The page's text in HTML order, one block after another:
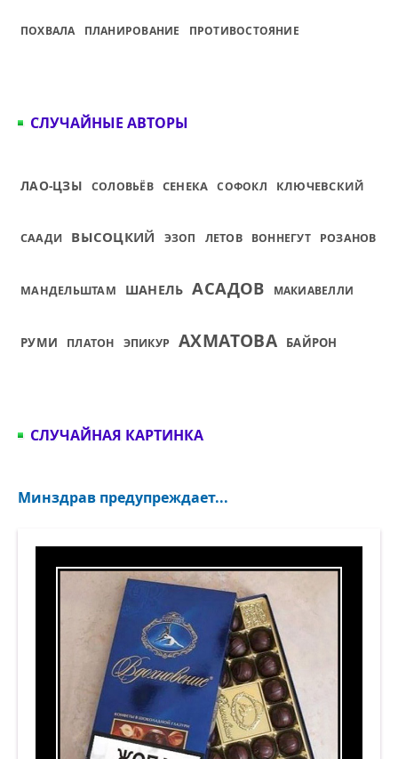
ПОХВАЛА ПЛАНИРОВАНИЕ ПРОТИВОСТОЯНИЕ
СЛУЧАЙНЫЕ АВТОРЫ
ЛАО-ЦЗЫ СОЛОВЬЁВ СЕНЕКА СОФОКЛ КЛЮЧЕВСКИЙ
СААДИ ВЫСОЦКИЙ ЭЗОП ЛЕТОВ ВОННЕГУТ РОЗАНОВ
МАНДЕЛЬШТАМ ШАНЕЛЬ АСАДОВ МАКИАВЕЛЛИ
РУМИ ПЛАТОН ЭПИКУР АХМАТОВА БАЙРОН
СЛУЧАЙНАЯ КАРТИНКА
Минздрав предупреждает...